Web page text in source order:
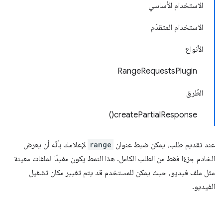
الاستخدام الأساسي
الاستخدام المتقدّم
الأنواع
RangeRequestsPlugin
الطُرق
createPartialResponse()
عند تقديم طلب، يمكن ضبط عنوان range لإعلامك بأنّه أن يعرض
الخادم جزءًا فقط من الطلب الكامل. هذا النمط يكون مفيدًا لملفات معينة
مثل ملف فيديو، حيث يمكن للمستخدم قد يتم تغيير مكان تشغيل
الفيديو.